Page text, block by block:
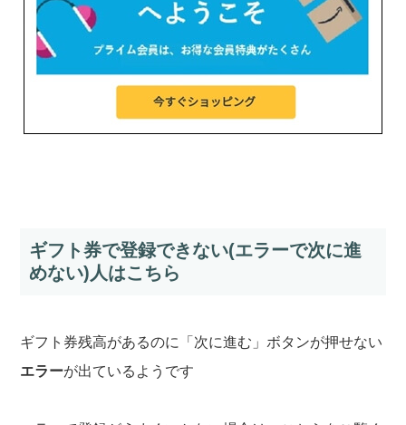
ギフト券で登録できない(エラーで次に進
めない)人はこちら
ギフト券残高があるのに「次に進む」ボタンが押せない
エラーが出ているようです